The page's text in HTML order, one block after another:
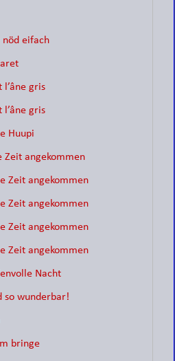
nöd eifach
l’âne gris
l’âne gris
Huupi
Zeit angekommen
Zeit angekommen
Zeit angekommen
Zeit angekommen
Zeit angekommen
Nacht
so wunderbar!
bringe